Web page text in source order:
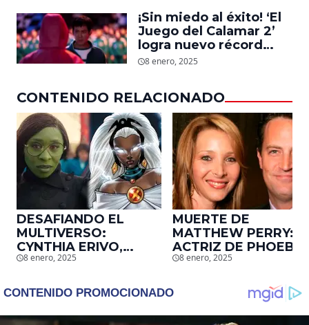
daño que le hizo la
industria a su cuerpo
¡Sin miedo al éxito! ‘El
Juego del Calamar 2’
logra nuevo récord
mundial en tan solo 11
8 enero, 2025
CONTENIDO RELACIONADO
DESAFIANDO EL
MULTIVERSO:
CYNTHIA ERIVO,
PROTAGONISTA DE
SER STORM EN EL
8 enero, 2025
MUERTE DE
MATTHEW PERRY:
ACTRIZ DE PHOEBE,
EN ‘FRIENDS’,
EMOTIVO MENSAJE
QUE EL ACTOR LE
DEJÓ
8 enero, 2025